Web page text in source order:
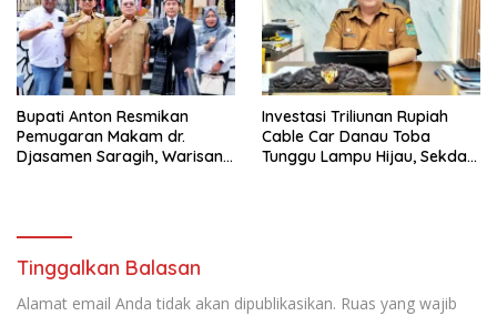
Bupati Anton Resmikan
Pemugaran Makam dr.
Djasamen Saragih, Warisan
Investasi Triliunan Rupiah
Cable Car Danau Toba
Tunggu Lampu Hijau, Sekda
Tinggalkan Balasan
Alamat email Anda tidak akan dipublikasikan. Ruas yang wajib